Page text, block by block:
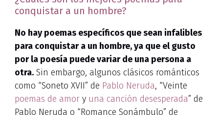
conquistar a un hombre?
No hay poemas específicos que sean infalibles
para conquistar a un hombre, ya que el gusto
por la poesía puede variar de una persona a
otra. Sin embargo, algunos clásicos románticos
como “Soneto XVII” de Pablo Neruda, “Veinte
poemas de amor y una canción desesperada” de
Pablo Neruda o “Romance Sonámbulo” de